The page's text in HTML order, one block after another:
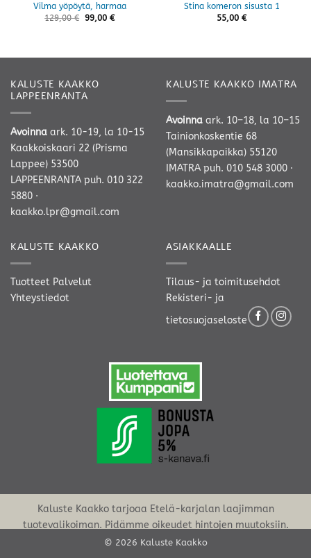
Vilma yöpöytä, harmaa
129,00€ 99,00 €
Stina komeron sisusta 1
55,00 €
KALUSTE KAAKKO
LAPPEENRANTA
Avoinna ark. 10-19, la 10-15
Kaakkoiskaari 22 (Prisma
Lappee) 53500
LAPPEENRANTA puh. 010 322
5880 ·
kaakko.lpr@gmail.com
KALUSTE KAAKKO IMATRA
Avoinna ark. 10–18, la 10–15
Tainionkoskentie 68
(Mansikkapaikka) 55120
IMATRA puh. 010 548 3000 ·
kaakko.imatra@gmail.com
KALUSTE KAAKKO
Tuotteet Palvelut
Yhteystiedot
ASIAKKAALLE
Tilaus- ja toimitusehdot
Rekisteri- ja
tietosuojaseloste
Kaluste Kaakko tarjoaa Etelä-karjalan laajimman
tuotevalikoiman. Pidämme oikeudet hintojen muutoksiin.
© 2026 Kaluste Kaakko